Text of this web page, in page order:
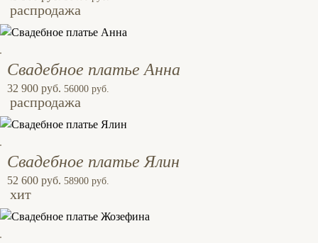
распродажа
Свадебное платье Анна
32 900 руб. 56000 руб.
распродажа
Свадебное платье Ялин
52 600 руб. 58900 руб.
хит